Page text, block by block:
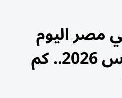
مصر اليوم
الأحد 9 أغسطس 2026.. كم